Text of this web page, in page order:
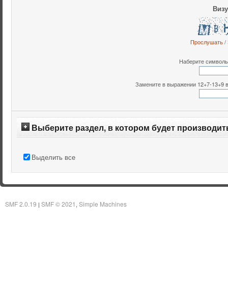
Прослушать/
Наберите
Замените в выражении 12+7-13+9
Выберите раздел, в котором будет
Выделить все
SMF 2.0.19 | SMF © 2021 Simple Machines